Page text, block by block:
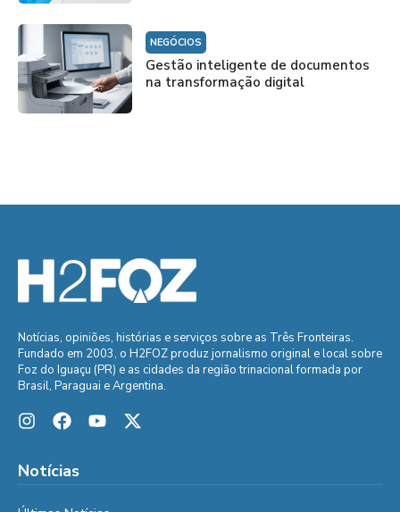
NEGÓCIOS
Gestão inteligente de documentos
na transformação digital
Notícias, opiniões, histórias e serviços sobre as Três Fronteiras.
Fundado em 2003, o H2FOZ produz jornalismo original e local sobre
Foz do Iguaçu (PR) e as cidades da região trinacional formada por
Brasil, Paraguai e Argentina.
Notícias